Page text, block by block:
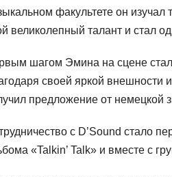
факультете он
великолепный талант и стал
шагом Эмина на сцене
своей яркой внешности
предложение от немецкой
с D’Sound стало
«Talkin’ Talk» и вместе с